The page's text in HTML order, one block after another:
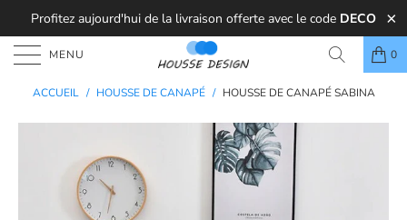
Profitez aujourd'hui de la livraison offerte avec le code DECO
MENU 0
ACCUEIL / HOUSSE DE CANAPÉ / HOUSSE DE CANAPÉ SABINA